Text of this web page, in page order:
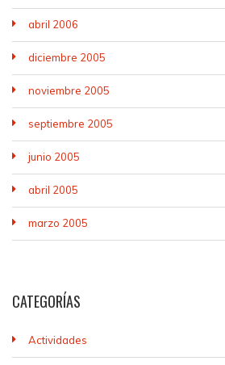
abril 2006
diciembre 2005
noviembre 2005
septiembre 2005
junio 2005
abril 2005
marzo 2005
CATEGORÍAS
Actividades